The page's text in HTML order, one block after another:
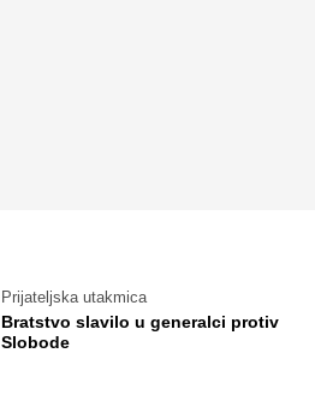
Prijateljska utakmica
Bratstvo slavilo u generalci protiv
Slobode